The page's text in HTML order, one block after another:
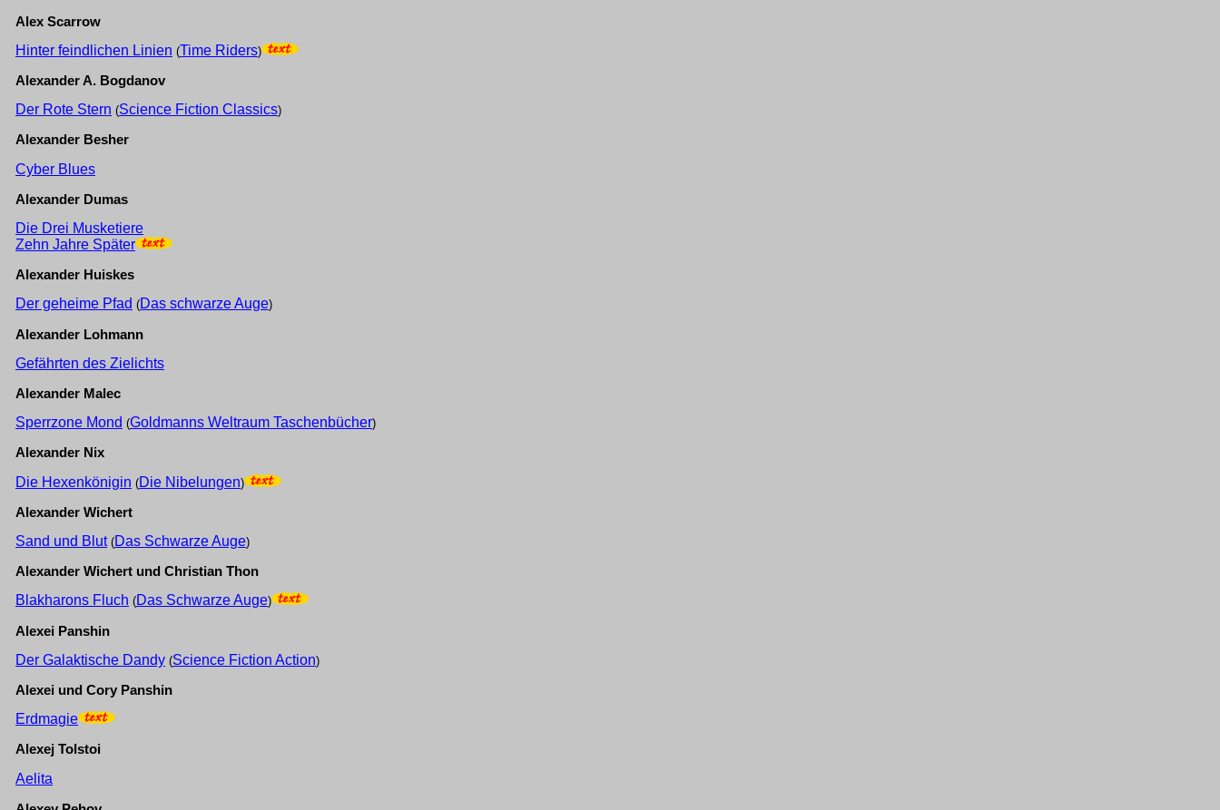
Alex Scarrow
Hinter feindlichen Linien (Time Riders)
Alexander A. Bogdanov
Der Rote Stern (Science Fiction Classics)
Alexander Besher
Cyber Blues
Alexander Dumas
Die Drei Musketiere
Zehn Jahre Später
Alexander Huiskes
Der geheime Pfad (Das schwarze Auge)
Alexander Lohmann
Gefährten des Zielichts
Alexander Malec
Sperrzone Mond (Goldmanns Weltraum Taschenbücher)
Alexander Nix
Die Hexenkönigin (Die Nibelungen)
Alexander Wichert
Sand und Blut(Das Schwarze Auge)
Alexander Wichert und Christian Thon
Blakharons Fluch (Das Schwarze Auge)
Alexei Panshin
Der Galaktische Dandy (Science Fiction Action)
Alexei und Cory Panshin
Erdmagie
Alexej Tolstoi
Aelita